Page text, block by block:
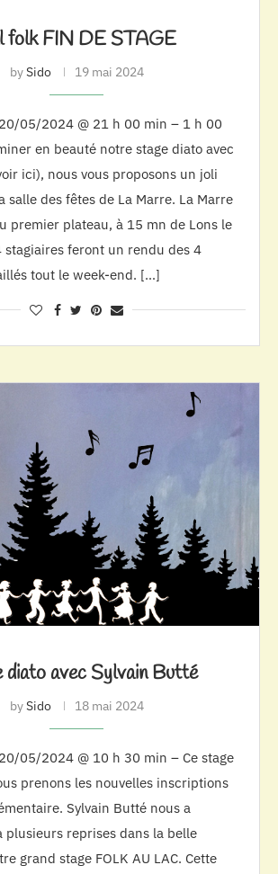
folk FIN DE STAGE
bySido 19 mai 2024
05/2024 @ 21 h 00 min – 1 h 00
en beauté notre stage diato avec
ici), nous vous proposons un joli
salle des fêtes de La Marre. La Marre
premier plateau, à 15 mn de Lons le
stagiaires feront un rendu des 4
tout le week-end. […]
diato avec Sylvain Butté
bySido 18 mai 2024
05/2024 @ 10 h 30 min – Ce stage
prenons les nouvelles inscriptions
Sylvain Butté nous a
plusieurs reprises dans la belle
grand stage FOLK AU LAC. Cette